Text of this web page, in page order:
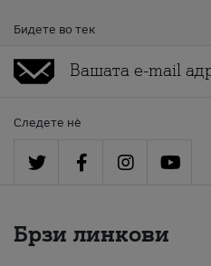
Бидете во тек
Следете нè
Брзи линкови